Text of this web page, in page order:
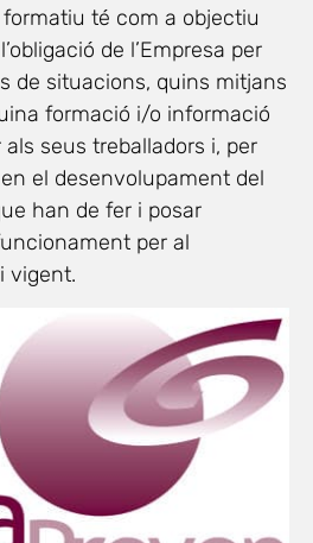
formatiu té com a objectiu
de l’Empresa per
de situacions, quins mitjans
formació i/o informació
seus treballadors i, per
el desenvolupament del
han de fer i posar
per al
vigent.